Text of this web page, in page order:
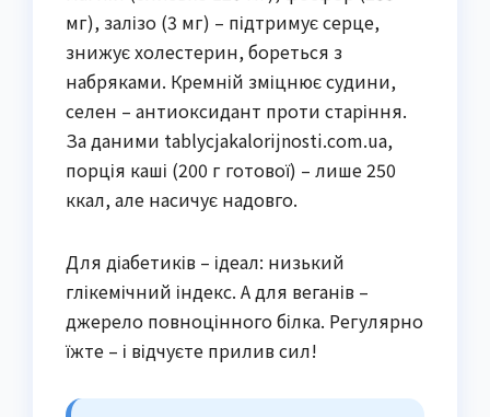
мг), залізо (3 мг) – підтримує серце,
знижує холестерин, бореться з
набряками. Кремній зміцнює судини,
селен – антиоксидант проти старіння.
За даними tablycjakalorijnosti.com.ua,
порція каші (200 г готової) – лише 250
ккал, але насичує надовго.
Для діабетиків – ідеал: низький
глікемічний індекс. А для веганів –
джерело повноцінного білка. Регулярно
їжте – і відчуєте прилив сил!